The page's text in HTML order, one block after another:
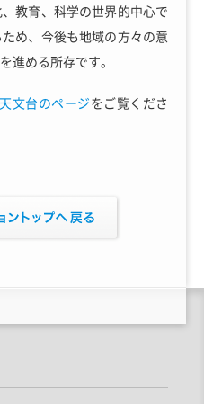
教育、科学の世界的中心で
め、今後も地域の方々の意
進める所存です。
文台のページをご覧くださ